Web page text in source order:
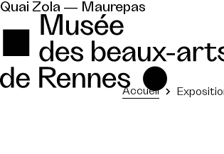
Quai Zola — Maurepas
Accueil